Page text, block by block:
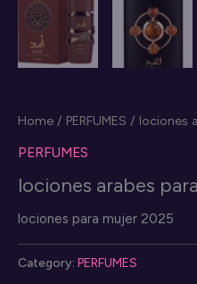
Home / PERFUMES / lociones
PERFUMES
lociones arabes
lociones para mujer 2025
Category: PERFUMES